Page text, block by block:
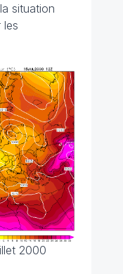
, la situation
les
2000